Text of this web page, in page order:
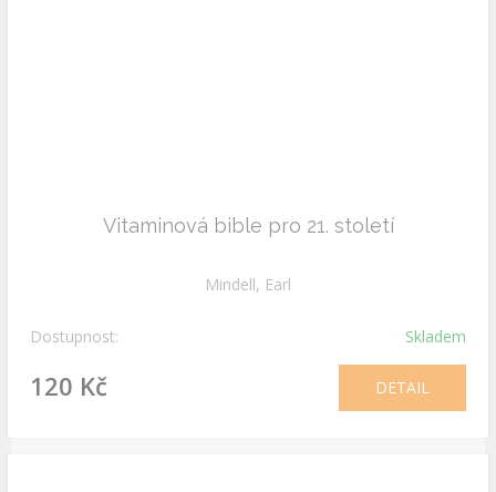
Vitaminová bible pro 21. století
Mindell, Earl
Dostupnost: Skladem
120 Kč DETAIL